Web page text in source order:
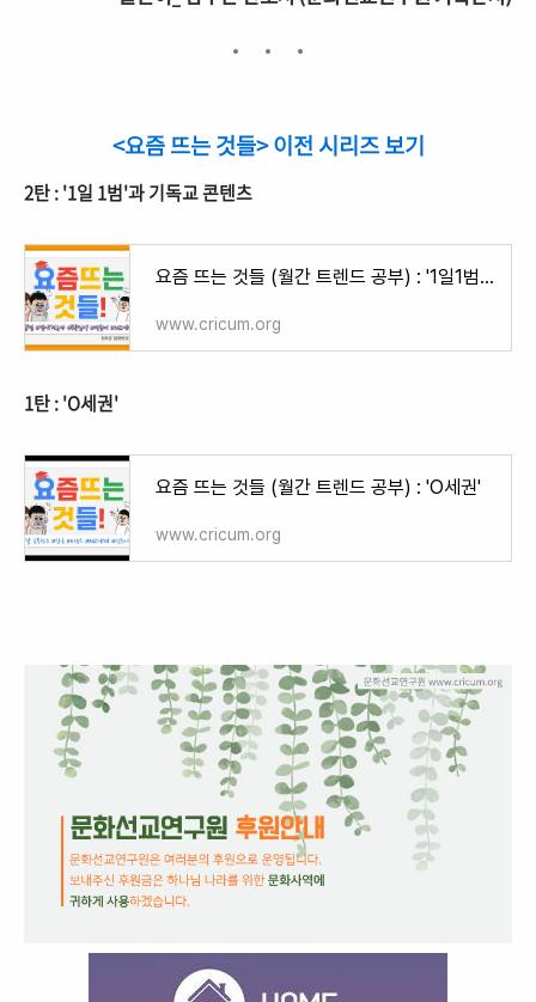
<요즘 뜨는 것들> 이전 시리즈 보기
2탄 : '1일 1범'과 기독교 콘텐츠
요즘 뜨는 것들 (월간 트렌드 공부) : '1일1범'과 '기독교 콘텐츠'
www.cricum.org
1탄 : 'O세권'
요즘 뜨는 것들 (월간 트렌드 공부) : 'O세권'
www.cricum.org